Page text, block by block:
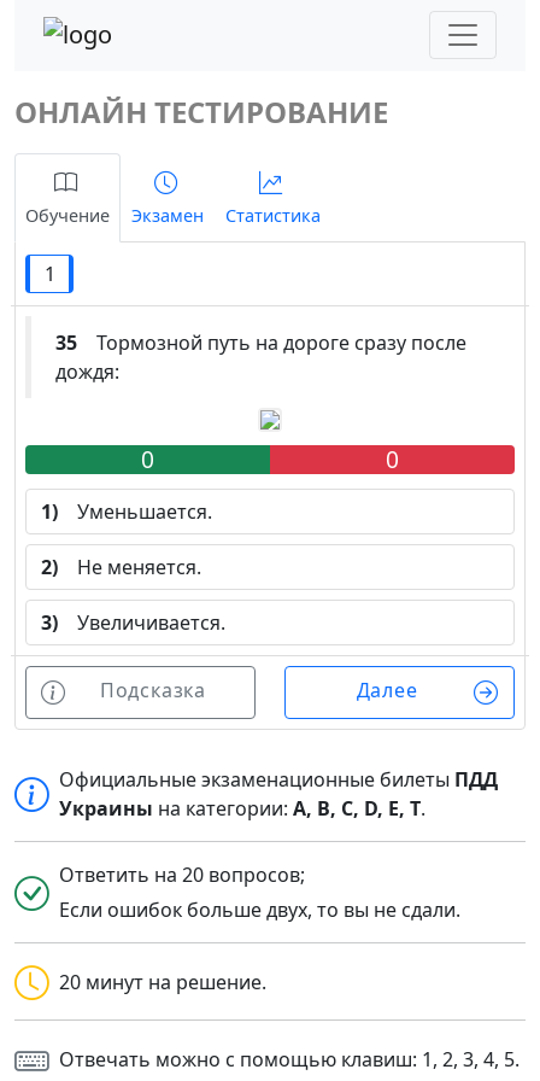
ОНЛАЙН ТЕСТИРОВАНИЕ
Обучение Экзамен Статистика
1
35 Тормозной путь на дороге сразу после
дождя:
0 0
1) Уменьшается.
2) Не меняется.
3) Увеличивается.
Подсказка Далее
Официальные экзаменационные билеты ПДД
Украины на категории:A, B, C, D, E, T.
Ответить на 20 вопросов;
Если ошибок больше двух, то вы не сдали.
20 минут на решение.
Отвечать можно с помощью клавиш: 1, 2, 3, 4, 5.